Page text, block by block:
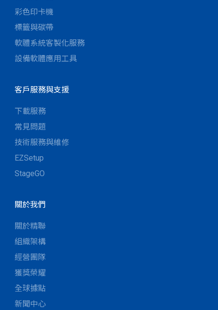
彩色印卡機
標籤與碳帶
軟體系統客製化服務
設備軟體應用工具
客戶服務與支援
下載服務
常見問題
技術服務與維修
EZSetup
StageGO
關於我們
關於精聯
組織架構
經營團隊
獲獎榮耀
全球據點
新聞中心